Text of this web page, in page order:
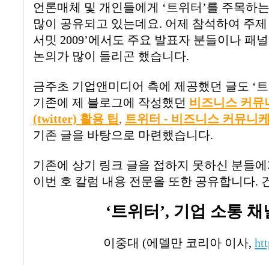
언론매체 및 개인들에게 ‘ 트위터 ’를 주목하
많이 공유되고 있는데요. 어제 참석하여 주
서밋 2009’에서도 주요 발표자 분들이나 패
논의가 많이 들리곤 했습니다.
금주초 기업앤미디어 측에 제공했던 글도 ‘
기존에 제 블로그에 작성했던 비즈니스 커뮤
(twitter) 활용 팁, 트위터 - 비즈니스 커뮤니
기존 글을 바탕으로 마련했습니다.
기존에 상기 링크 글을 접하지 못하신 분들
이번 호 칼럼 내용 전문을 또한 공유합니다.
‘트위터 ’, 기업 소통 채
이중대 (에델만 코리아 이사,